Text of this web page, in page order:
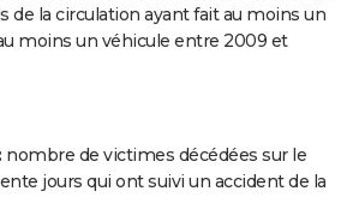
de la circulation ayant fait au moins un
moins un véhicule entre 2009 et
nombre de victimes décédées sur le
jours qui ont suivi un accident de la